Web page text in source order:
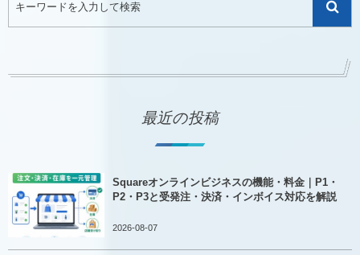
最近の投稿
Squareオンラインビジネスの機能・料金｜P1・
P2・P3と受発注・決済・インボイス対応を解説
2026-08-07